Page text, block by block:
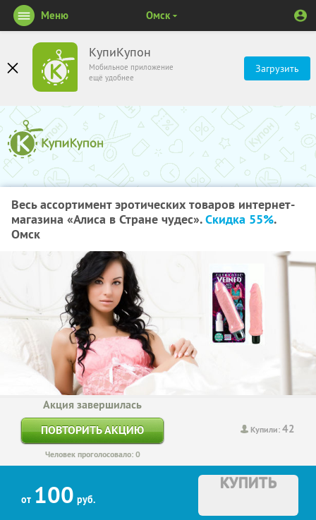
КупиКупон
Мобильное приложение
ещё удобнее
Загрузить
Меню Омск
Весь ассортимент эротических товаров интернет-
магазина «Алиса в Стране чудес».Скидка 55%.
Омск
Купили:42
Акция завершилась
ПОВТОРИТЬ АКЦИЮ
Человек проголосовало: 0
от 100 руб.
КУПИТЬ